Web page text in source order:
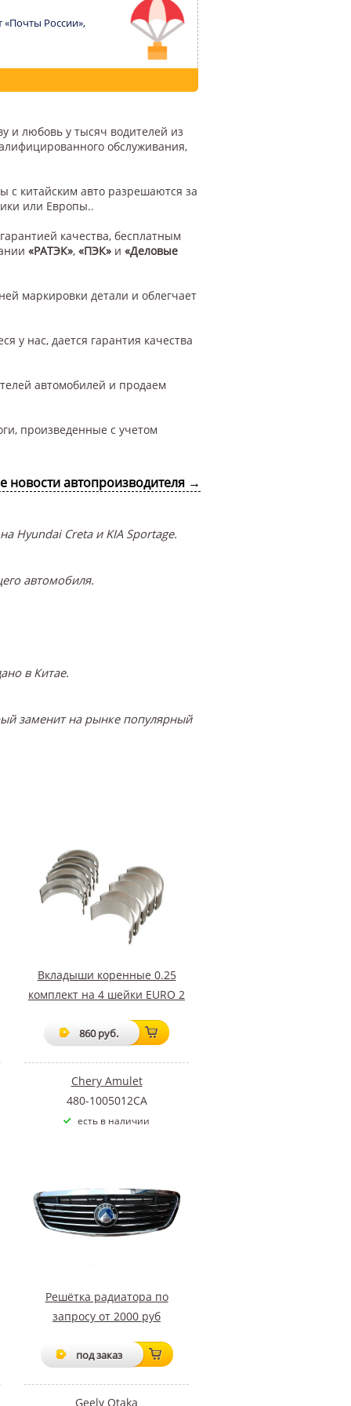
«Почты России»,
и любовь у тысяч водителей из
обслуживания,
с китайским авто разрешаются за
или Европы..
качества, бесплатным
«РАТЭК», «ПЭК» и «Деловые
маркировки детали и облегчает
у нас, дается гарантия качества
автомобилей и продаем
произведенные с учетом
новости автопроизводителя →
Hyundai Creta и KIA Sportage.
автомобиля.
в Китае.
заменит на рынке популярный
Вкладыши коренные 0.25
комплект на 4 шейки EURO 2
860 руб.
Chery Amulet
480-1005012CA
есть в наличии
Решётка радиатора по
запросу от 2000 руб
под заказ
Geely Otaka